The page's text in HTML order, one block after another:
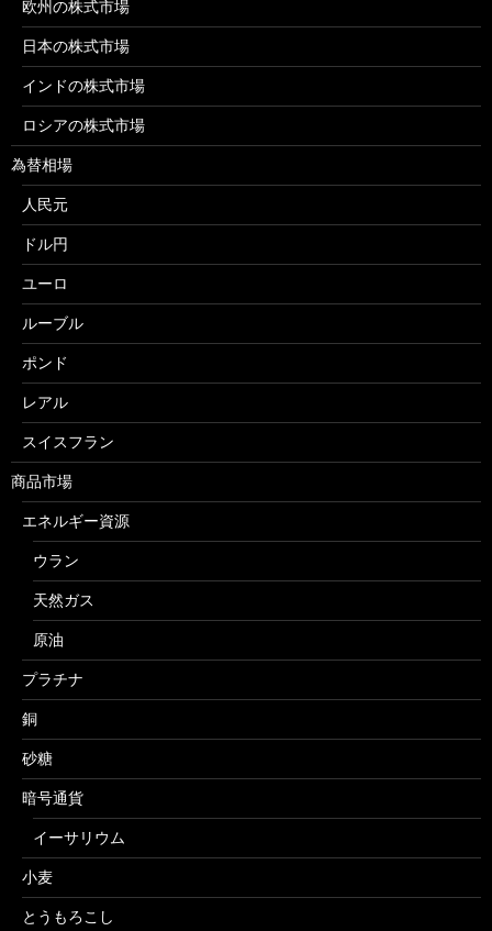
欧州の株式市場
日本の株式市場
インドの株式市場
ロシアの株式市場
為替相場
人民元
ドル円
ユーロ
ルーブル
ポンド
レアル
スイスフラン
商品市場
エネルギー資源
ウラン
天然ガス
原油
プラチナ
銅
砂糖
暗号通貨
イーサリウム
小麦
とうもろこし